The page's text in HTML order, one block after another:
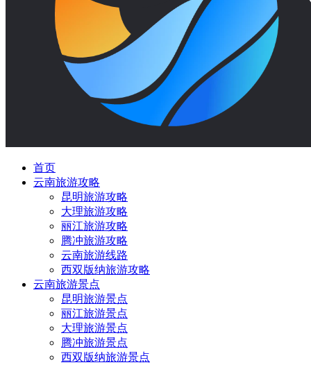
首页
云南旅游攻略
昆明旅游攻略
大理旅游攻略
丽江旅游攻略
腾冲旅游攻略
云南旅游线路
西双版纳旅游攻略
云南旅游景点
昆明旅游景点
丽江旅游景点
大理旅游景点
腾冲旅游景点
西双版纳旅游景点